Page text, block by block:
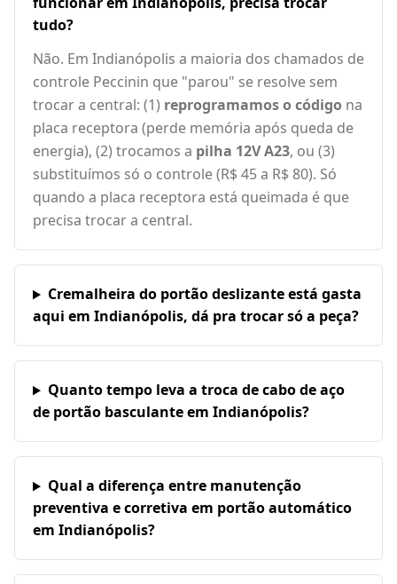
tudo?
Não. Em Indianópolis a maioria dos chamados de
controle Peccinin que "parou" se resolve sem
trocar a central: (1) reprogramamos o código na
placa receptora (perde memória após queda de
energia), (2) trocamos a pilha 12V A23, ou (3)
substituímos só o controle (R$ 45 a R$ 80). Só
quando a placa receptora está queimada é que
precisa trocar a central.
Cremalheira do portão deslizante está gasta
aqui em Indianópolis, dá pra trocar só a peça?
Quanto tempo leva a troca de cabo de aço
de portão basculante em Indianópolis?
Qual a diferença entre manutenção
preventiva e corretiva em portão automático
em Indianópolis?